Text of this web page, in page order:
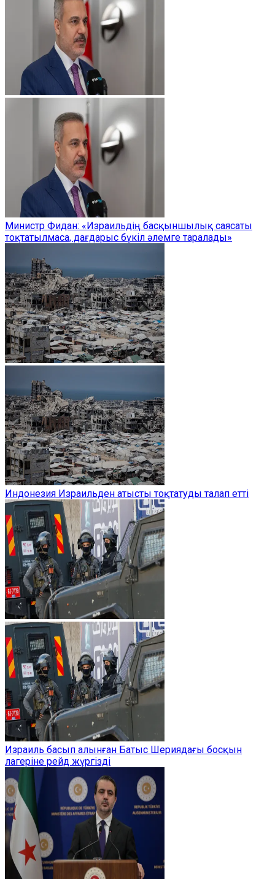
Министр Фидан: «Израильдің басқыншылық саясаты
тоқтатылмаса, дағдарыс бүкіл әлемге таралады»
Индонезия Израильден атысты тоқтатуды талап етті
Израиль басып алынған Батыс Шериядағы босқын
лагеріне рейд жүргізді